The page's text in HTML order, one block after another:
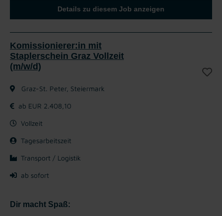
Details zu diesem Job anzeigen
Komissionierer:in mit
Staplerschein Graz Vollzeit
(m/w/d)
Graz-St. Peter, Steiermark
ab EUR 2.408,10
Vollzeit
Tagesarbeitszeit
Transport / Logistik
ab sofort
Dir macht Spaß: